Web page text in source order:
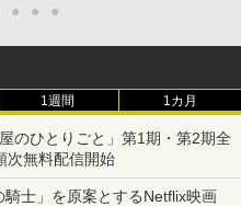
● ● ●
1週間 1カ月
のひとりごと」第1期・第2期全
次無料配信開始
士」を原案とするNetflix映画